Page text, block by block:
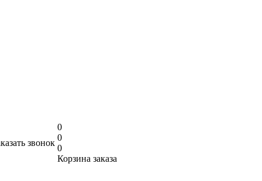
звонок
0
0
0
Корзина заказа